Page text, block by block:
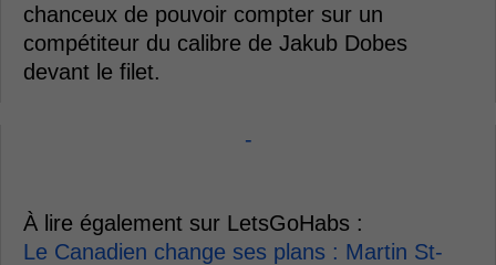
chanceux de pouvoir compter sur un
compétiteur du calibre de Jakub Dobes
devant le filet.
-
À lire également sur LetsGoHabs :
Le Canadien change ses plans : Martin St-